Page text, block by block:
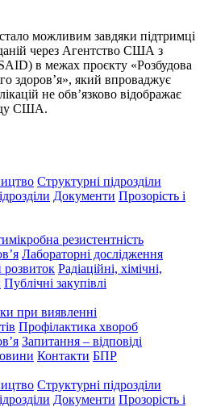
можливим завдяки підтримці
через Агентство США з
в межах проєкту «Розбудова
здоров’я», який впроваджує
не обв’язково відображає
США.
Структурні підрозділи
Документи Прозорість і
резистентність
Лабораторні дослідження
розвиток Радіаційні, хімічні,
Публічні закупівлі
при виявленні
Профілактика хвороб
Запитання – відповіді
Контакти БПР
Структурні підрозділи
Документи Прозорість і